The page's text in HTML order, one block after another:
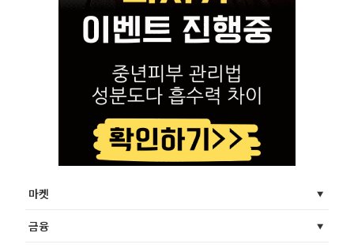
마켓
금융